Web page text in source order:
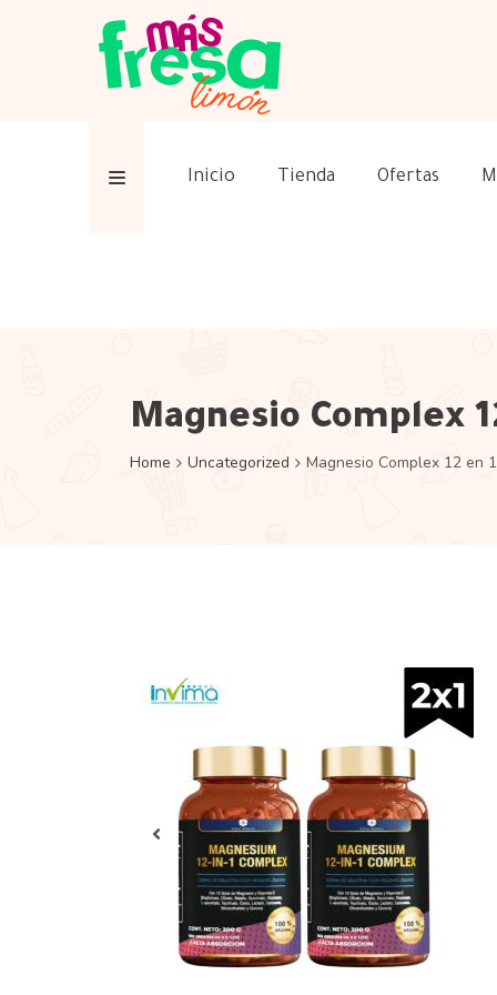
Inicio Tienda Ofertas
Magnesio Complex
Home Uncategorized Magnesio Complex 12 en 1